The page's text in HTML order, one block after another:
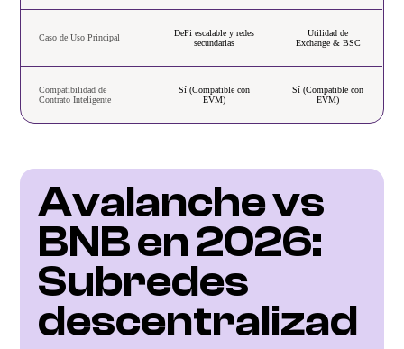
Caso de Uso Principal
DeFi escalable y redes
secundarias
Utilidad de
Exchange & BSC
Compatibilidad de
Contrato Inteligente
Sí (Compatible con
EVM)
Sí (Compatible con
EVM)
Avalanche vs
BNB en 2026:
Subredes
descentralizad